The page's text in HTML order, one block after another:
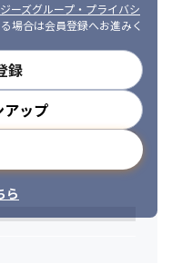
ーズグループ・プライバシ
場合は会員登録へお進みく
録
ップ
ら